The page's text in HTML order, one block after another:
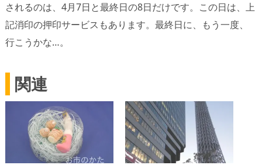
されるのは、4月7日と最終日の8日だけです。この日は、上
記消印の押印サービスもあります。最終日に、もう一度、
行こうかな…。
関連